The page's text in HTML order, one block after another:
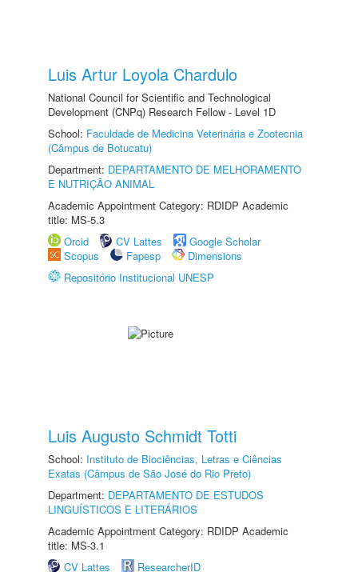
Luis Artur Loyola Chardulo
National Council for Scientific and Technological
Development (CNPq) Research Fellow - Level 1D
School: Faculdade de Medicina Veterinária e Zootecnia
(Câmpus de Botucatu)
Department: DEPARTAMENTO DE MELHORAMENTO
E NUTRIÇÃO ANIMAL
Academic Appointment Category: RDIDP Academic
title: MS-5.3
Orcid
CV Lattes
Google Scholar
Scopus
Fapesp
Dimensions
Repositório Institucional UNESP
Luis Augusto Schmidt Totti
School: Instituto de Biociências, Letras e Ciências
Exatas (Câmpus de São José do Rio Preto)
Department: DEPARTAMENTO DE ESTUDOS
LINGUÍSTICOS E LITERÁRIOS
Academic Appointment Category: RDIDP Academic
title: MS-3.1
CV Lattes
ResearcherID